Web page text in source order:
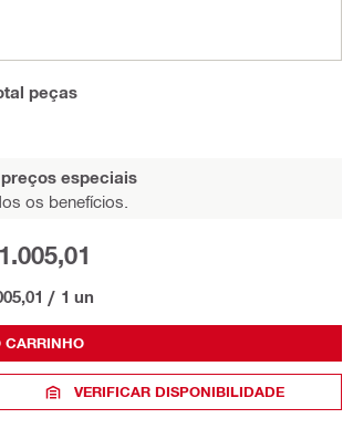
peças
especiais
os benefícios.
/ 1 un
CARRINHO
VERIFICAR DISPONIBILIDADE